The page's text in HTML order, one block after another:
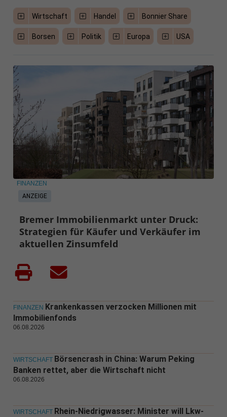
Wirtschaft Handel Bonnier Share
Borsen Politik Europa USA
ANZEIGE
FINANZEN
Bremer Immobilienmarkt unter Druck:
Strategien für Käufer und Verkäufer im
aktuellen Zinsumfeld
FINANZEN Krankenkassen verzocken Millionen mit
Immobilienfonds
06.08.2026
WIRTSCHAFT Börsencrash in China: Warum Peking
Banken rettet, aber die Wirtschaft nicht
06.08.2026
WIRTSCHAFT Rhein-Niedrigwasser: Minister will Lkw-